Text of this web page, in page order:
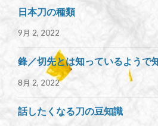
日本刀の種類
9月 2, 2022
鋒／切先とは知っているようで
8月 2, 2022
話したくなる刀の豆知識